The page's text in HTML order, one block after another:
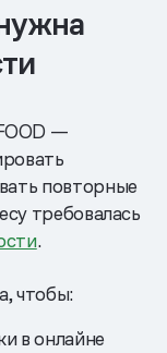
—
повторные
требовалась
.
чтобы:
в онлайне